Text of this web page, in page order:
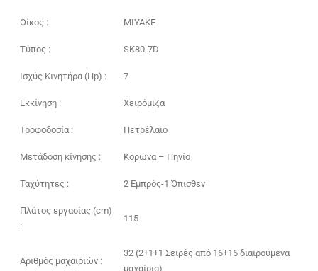
Οίκος : MIYAKE
Τύπoς : SK80-7D
Ισχύς Κινητήρα (Hp) : 7
Εκκίνηση : Χειρόμιζα
Τροφοδοσία : Πετρέλαιο
Μετάδοση κίνησης : Κορώνα – Πηνίο
Ταχύτητες : 2 Εμπρός-1 Όπισθεν
Πλάτος εργασίας (cm)
:
115
Αριθμός μαχαιριών :
32 (2+1+1 Σειρές από 16+16 διαιρούμενα
μαχαίρια)